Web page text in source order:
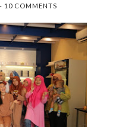
- 10 COMMENTS